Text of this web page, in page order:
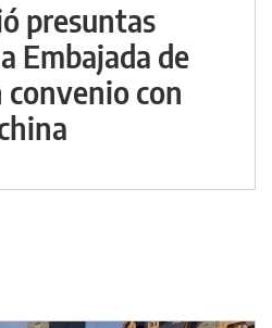
presuntas
Embajada de
convenio con